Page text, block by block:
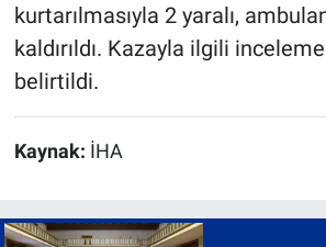
kurtarılmasıyla 2 yaralı,
kaldırıldı. Kazayla ilgili
belirtildi.
Kaynak: İHA